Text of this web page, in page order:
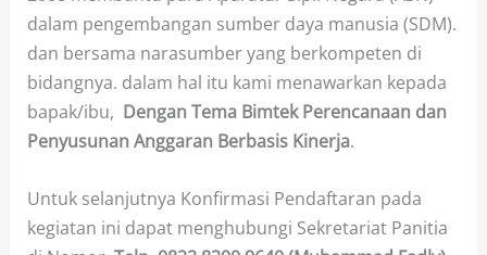
dalam pengembangan sumber daya manusia (SDM).
dan bersama narasumber yang berkompeten di
bidangnya. dalam hal itu kami menawarkan kepada
bapak/ibu, Dengan Tema Bimtek Perencanaan dan
Penyusunan Anggaran Berbasis Kinerja.
Untuk selanjutnya Konfirmasi Pendaftaran pada
kegiatan ini dapat menghubungi Sekretariat Panitia